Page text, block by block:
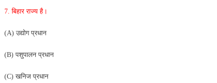
7. बिहार राज्य है।
(A) उद्योग प्रधान
(B) पशुपालन प्रधान
(C) खनिज प्रधान